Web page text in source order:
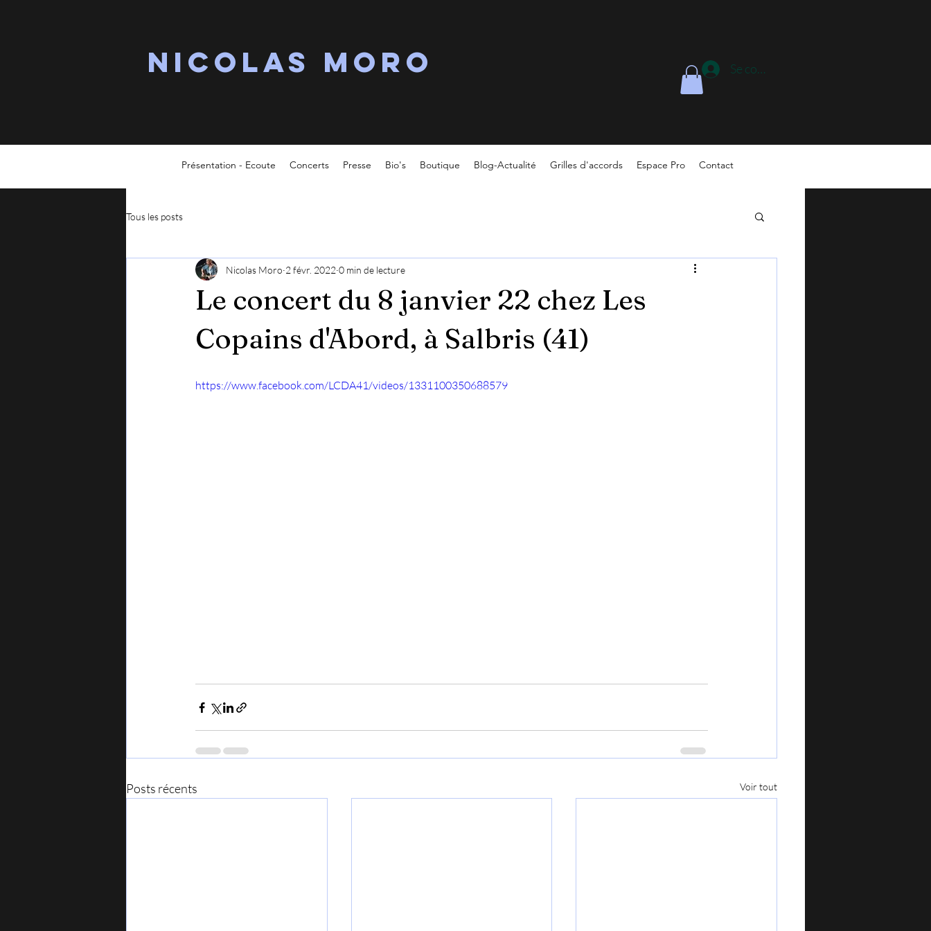
Nicolas MORO Se connecter
Présentation - Ecoute Concerts Presse Bio's Boutique Blog-Actualité Grilles d'accords Espace Pro Contact
Tous les posts
Le concert du 8 janvier 22 chez Les
Copains d'Abord, à Salbris (41)
Nicolas Moro 2 févr. 2022 0 min de lecture
https://www.facebook.com/LCDA41/videos/1331100350688579
Posts récents Voir tout